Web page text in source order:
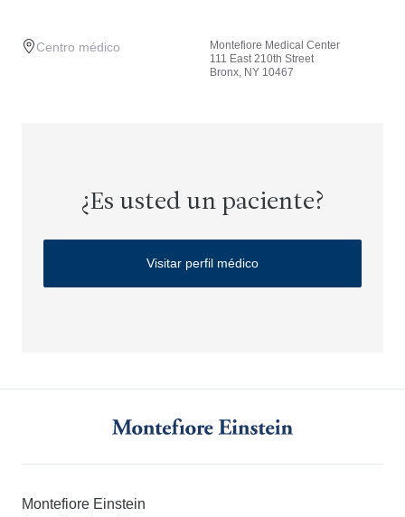
Centro médico
Montefiore Medical Center
111 East 210th Street
Bronx, NY 10467
¿Es usted un paciente?
Visitar perfil médico
Montefiore Einstein